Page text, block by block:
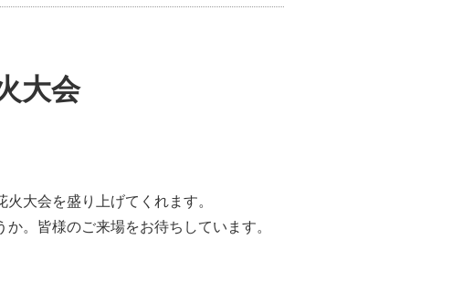
大会
火大会を盛り上げてくれます。
か。 皆様のご来場をお待ちしています。